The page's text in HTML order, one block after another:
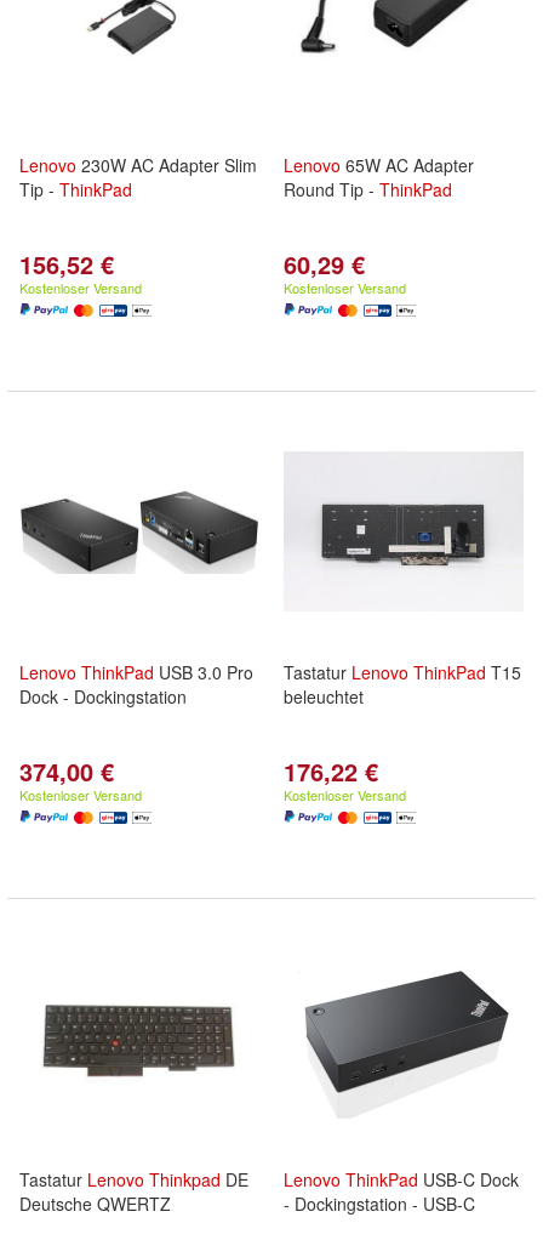
Lenovo 230W AC Adapter Slim
Tip - ThinkPad
156,52 €
Kostenloser Versand
Lenovo 65W AC Adapter
Round Tip - ThinkPad
60,29 €
Kostenloser Versand
Lenovo ThinkPad USB 3.0 Pro
Dock - Dockingstation
374,00 €
Kostenloser Versand
Tastatur Lenovo ThinkPad T15
beleuchtet
176,22 €
Kostenloser Versand
Tastatur Lenovo Thinkpad DE
Deutsche QWERTZ
Lenovo ThinkPad USB-C Dock
- Dockingstation - USB-C